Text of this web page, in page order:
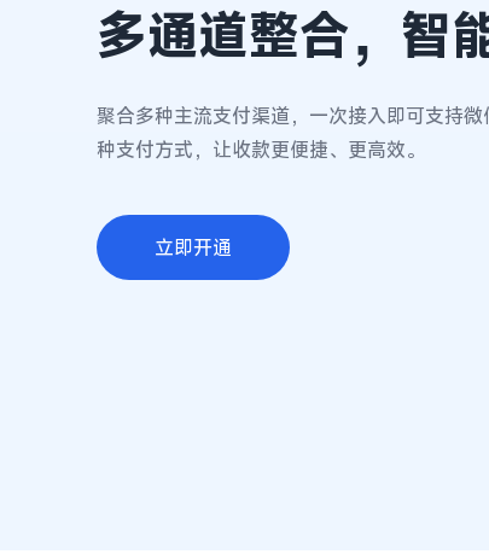
多通道整合，智
聚合多种主流支付渠道，一次接入即可支持
种支付方式，让收款更便捷、更高效。
立即开通